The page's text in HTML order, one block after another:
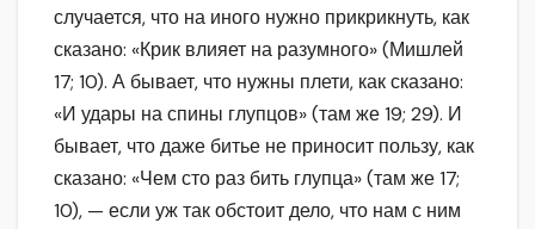
случается, что на иного нужно прикрикнуть, как
сказано: «Крик влияет на разумного» (Мишлей
17; 10). А бывает, что нужны плети, как сказано:
«И удары на спины глупцов» (там же 19; 29). И
бывает, что даже битье не приносит пользу, как
сказано: «Чем сто раз бить глупца» (там же 17;
10), — если уж так обстоит дело, что нам с ним